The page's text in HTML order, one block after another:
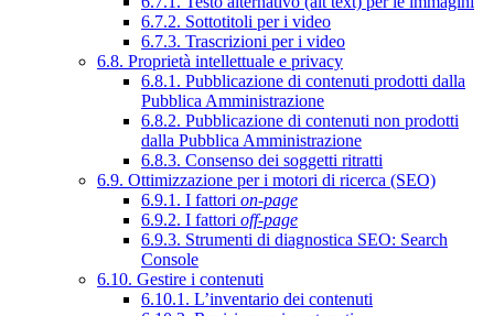
6.7.2. Sottotitoli per i video
6.7.3. Trascrizioni per i video
6.8. Proprietà intellettuale e privacy
6.8.1. Pubblicazione di contenuti prodotti dalla
Pubblica Amministrazione
6.8.2. Pubblicazione di contenuti non prodotti
dalla Pubblica Amministrazione
6.8.3. Consenso dei soggetti ritratti
6.9. Ottimizzazione per i motori di ricerca (SEO)
6.9.1. I fattori on-page
6.9.2. I fattori off-page
6.9.3. Strumenti di diagnostica SEO: Search
Console
6.10. Gestire i contenuti
6.10.1. L’inventario dei contenuti